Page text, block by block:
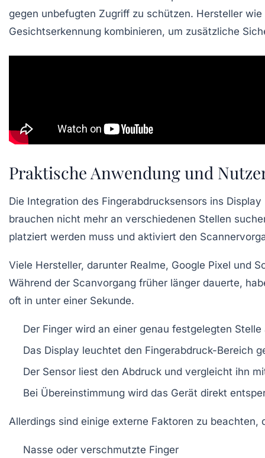
gegen unbefugten Zugriff zu schützen. Hersteller wie
Gesichtserkennung kombinieren, um zusätzliche
Praktische Anwendung und
Die Integration des Fingerabdrucksensors ins
brauchen nicht mehr an verschiedenen Stellen
platziert werden muss und aktiviert den
Viele Hersteller, darunter Realme, Google Pixel und
Während der Scanvorgang früher länger dauerte,
oft in unter einer Sekunde.
Der Finger wird an einer genau festgelegten
Das Display leuchtet den Fingerabdruck-Bereich
Der Sensor liest den Abdruck und vergleicht ihn
Bei Übereinstimmung wird das Gerät direkt
Allerdings sind einige externe Faktoren zu
Nasse oder verschmutzte Finger